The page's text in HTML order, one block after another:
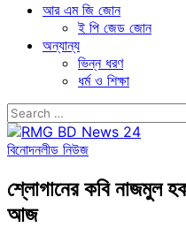
আর এম জি জোন
ই পি জেড জোন
অন্যান্য
ভিন্ন ধরণ
ধর্ম ও শিক্ষা
Search
for:
বিনোদনলীড নিউজ
শ্লোগানের কবি নাজমুল হক
আজ